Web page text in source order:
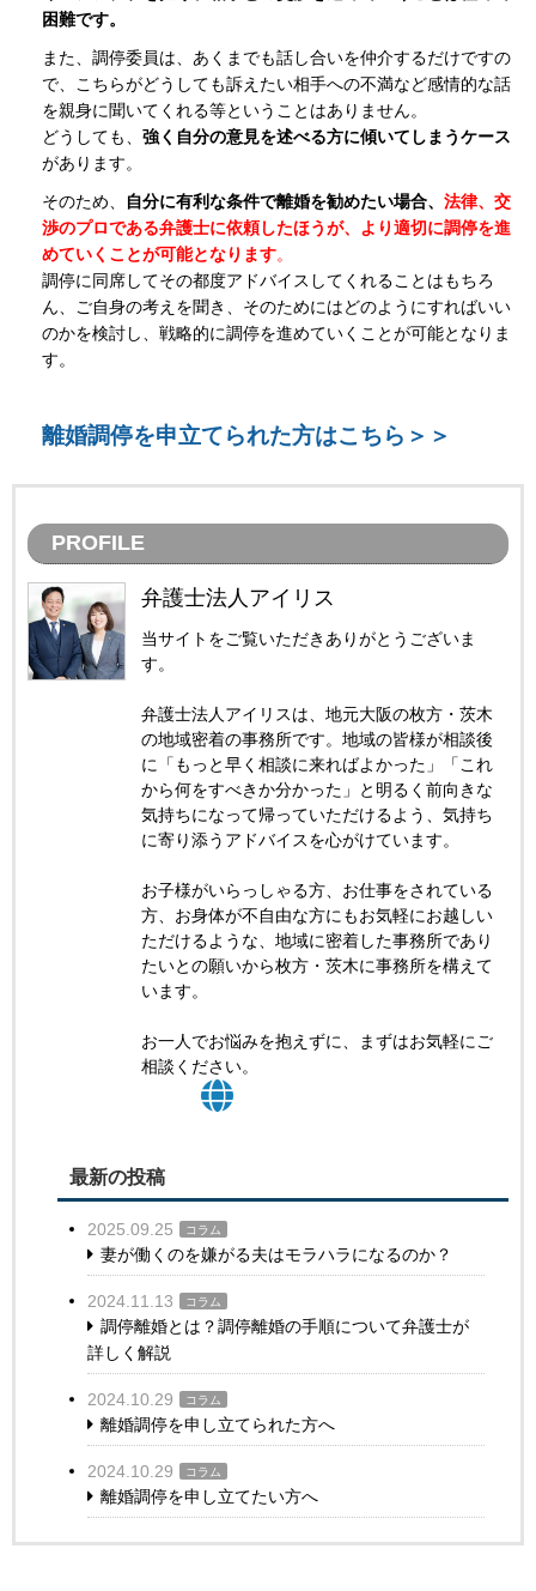
困難です。
また、調停委員は、あくまでも話し合いを仲介するだけですの
で、こちらがどうしても訴えたい相手への不満など感情的な話
を親身に聞いてくれる等ということはありません。
どうしても、 強く自分の意見を述べる方に傾いてしまうケース
があります。
そのため、
自分に有利な条件で離婚を勧めたい場合、 法律、交
渉のプロである弁護士に依頼したほうが、より適切に調停を進
めていくことが可能となります。
調停に同席してその都度アドバイスしてくれることはもちろ
ん、ご自身の考えを聞き、そのためにはどのようにすればいい
のかを検討し、戦略的に調停を進めていくことが可能となりま
す。
離婚調停を申立てられた方はこちら＞＞
PROFILE
弁護士法人アイリス
当サイトをご覧いただきありがとうございま
す。
弁護士法人アイリスは、地元大阪の枚方・茨木
の地域密着の事務所です。地域の皆様が相談後
に「もっと早く相談に来ればよかった」「これ
から何をすべきか分かった」と明るく前向きな
気持ちになって帰っていただけるよう、気持ち
に寄り添うアドバイスを心がけています。
お子様がいらっしゃる方、お仕事をされている
方、お身体が不自由な方にもお気軽にお越しい
ただけるような、地域に密着した事務所であり
たいとの願いから枚方・茨木に事務所を構えて
います。
お一人でお悩みを抱えずに、まずはお気軽にご
相談ください。
最新の投稿
2025.09.25 コラム
妻が働くのを嫌がる夫はモラハラになるのか？
2024.11.13 コラム
調停離婚とは？調停離婚の手順について弁護士が
詳しく解説
2024.10.29 コラム
離婚調停を申し立てられた方へ
2024.10.29 コラム
離婚調停を申し立てたい方へ